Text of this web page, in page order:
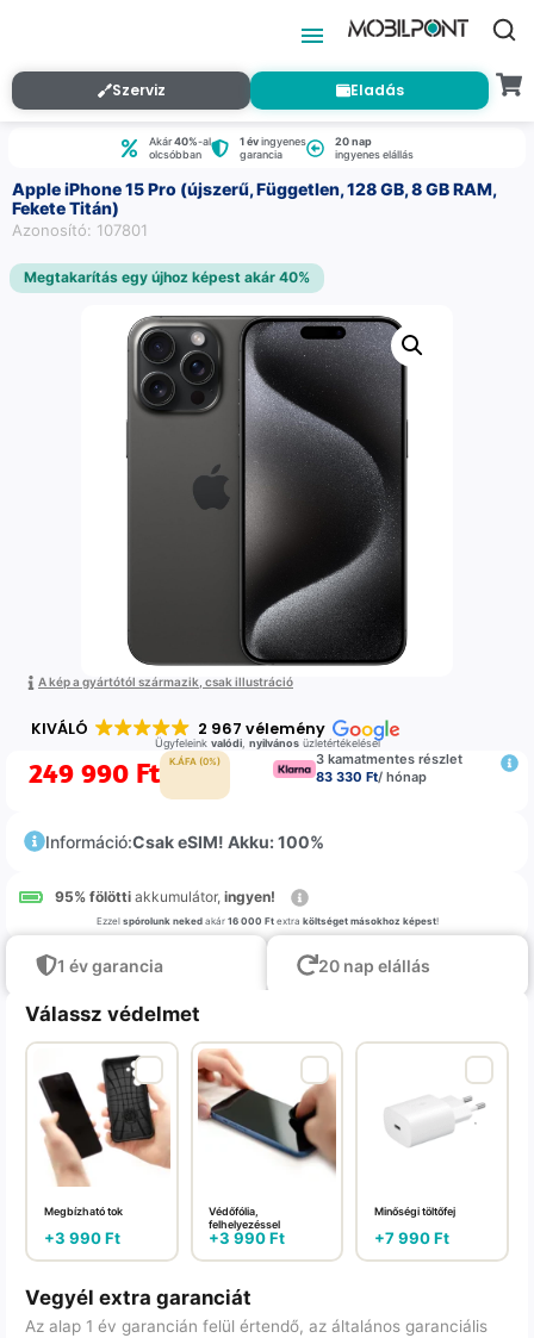
Szerviz Eladás
Akár40%-al
olcsóbban
1 évingyenes
garancia
20 nap
ingyenes elállás
Apple iPhone 15 Pro (újszerű, Független, 128 GB, 8 GB RAM,
Fekete Titán)
Azonosító: 107801
Megtakarítás egy újhoz képest akár 40%
A kép a gyártótól származik, csak illustráció
KIVÁLÓ 2 967 vélemény
Ügyfeleink valódi, nyilvánosüzletértékelései
249 990 Ft K.ÁFA (0%)
3 kamatmentes részlet
83 330 Ft/ hónap
Információ:Csak eSIM! Akku: 100%
95% fölötti akkumulátor, ingyen!
Ezzel spórolunk nekedakár 16 000 Ftextra költséget másokhoz képest!
1 év garancia 20 nap elállás
Válassz védelmet
Megbízható tok
+3 990Ft
Védőfólia,
felhelyezéssel
+3 990Ft
Minőségi töltőfej
+7 990Ft
Vegyél extra garanciát
Az alap 1 év garancián felül értendő, az általános garanciális